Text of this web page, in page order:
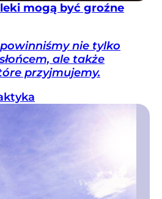
mogą być groźne
nie tylko
ale także
przyjmujemy.